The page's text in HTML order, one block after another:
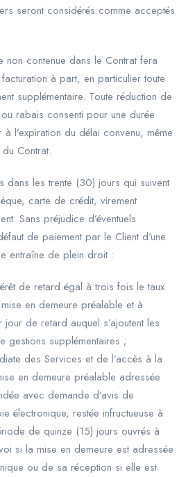
seront considérés comme acceptés
non contenue dans le Contrat fera
facturation à part, en particulier toute
supplémentaire. Toute réduction de
rabais consenti pour une durée
l’expiration du délai convenu, même
Contrat.
dans les trente (30) jours qui suivent
carte de crédit, virement
Sans préjudice d’éventuels
de paiement par le Client d’une
entraîne de plein droit :
de retard égal à trois fois le taux
en demeure préalable et à
de retard auquel s’ajoutent les
gestions supplémentaires ;
des Services et de l’accès à la
en demeure préalable adressée
avec demande d’avis de
électronique, restée infructueuse à
de quinze (15) jours ouvrés à
si la mise en demeure est adressée
ou de sa réception si elle est